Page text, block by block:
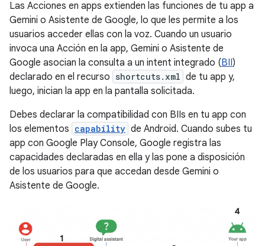
Las Acciones en apps extienden las funciones de tu app a
Gemini o Asistente de Google, lo que les permite a los
usuarios acceder ellas con la voz. Cuando un usuario
invoca una Acción en la app, Gemini o Asistente de
Google asocian la consulta a un intent integrado (BII)
declarado en el recurso shortcuts.xml de tu app y,
luego, inician la app en la pantalla solicitada.
Debes declarar la compatibilidad con BIIs en tu app con
los elementos capability de Android. Cuando subes tu
app con Google Play Console, Google registra las
capacidades declaradas en ella y las pone a disposición
de los usuarios para que accedan desde Gemini o
Asistente de Google.